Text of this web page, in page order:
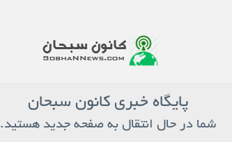
پایگاه خبری کانون سبحان
شما در حال انتقال به صفحه جدید هستید.